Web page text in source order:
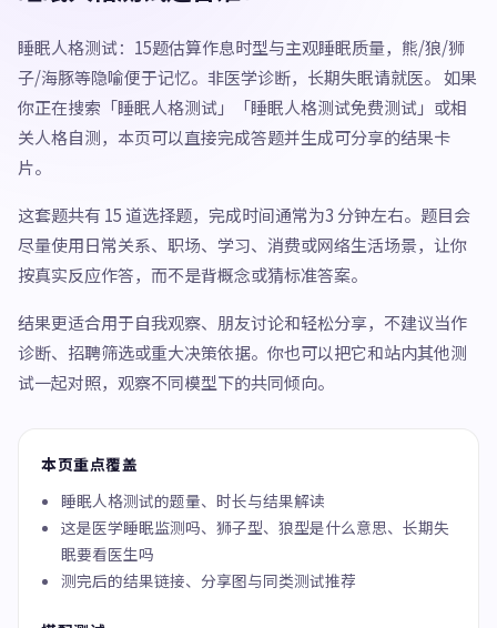
睡眠人格测试：15题估算作息时型与主观睡眠质量，熊/狼/狮
子/海豚等隐喻便于记忆。非医学诊断，长期失眠请就医。 如果
你正在搜索「睡眠人格测试」「睡眠人格测试免费测试」或相
关人格自测，本页可以直接完成答题并生成可分享的结果卡
片。
这套题共有 15 道选择题，完成时间通常为3 分钟左右。题目会
尽量使用日常关系、职场、学习、消费或网络生活场景，让你
按真实反应作答，而不是背概念或猜标准答案。
结果更适合用于自我观察、朋友讨论和轻松分享，不建议当作
诊断、招聘筛选或重大决策依据。你也可以把它和站内其他测
试一起对照，观察不同模型下的共同倾向。
本页重点覆盖
睡眠人格测试的题量、时长与结果解读
这是医学睡眠监测吗、狮子型、狼型是什么意思、长期失
眠要看医生吗
测完后的结果链接、分享图与同类测试推荐